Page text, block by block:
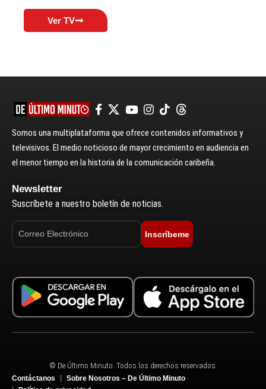
Ver TV
Somos una multiplataforma que ofrece contenidos informativos y
televisivos. El medio noticioso de mayor crecimiento en audiencia en
el menor tiempo en la historia de la comunicación caribeña.
Newsletter
Suscríbete a nuestro boletín de noticias.
Inscríbeme
© De Último Minuto. Todos los derechos reservados.
Contáctanos
Sobre Nosotros – De Último Minuto